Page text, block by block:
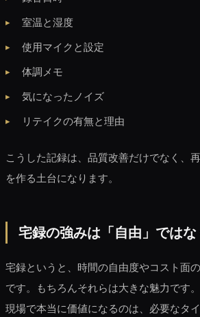
室温と湿度
使用マイクと設定
体調メモ
気になったノイズ
リテイクの有無と理由
こうした記録は、品質改善だけでなく、
を作る土台になります。
宅録の強みは「自由」ではな
宅録というと、時間の自由度やコスト面
です。もちろんそれらは大きな魅力です
現場で本当に価値になるのは、必要なタ